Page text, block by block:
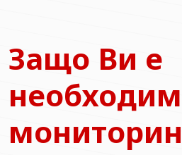
Защо Ви е
необходим